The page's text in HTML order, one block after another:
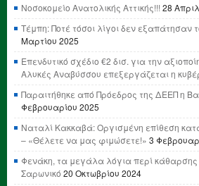
Νοσοκομείο Ανατολικής Αττικής!!! 28
Τέμπη: Ποτέ τόσοι λίγοι δεν εξαπάτησαν
Μαρτίου 2025
Επενδυτικό σχέδιο €2 δισ. για την
Αλυκές Αναβύσσου επεξεργάζεται η
Παραιτήθηκε από Πρόεδρος της ΔΕΕΠ η
Φεβρουαρίου 2025
Ναταλί Κακκαβά: Οργισμένη επίθεση
– «Θέλετε να μας φιμώσετε!» 3
Φενάκη, τα μεγάλα λόγια περί
Σαρωνικό 20 Οκτωβρίου 2024